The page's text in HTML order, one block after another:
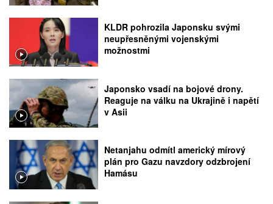
KLDR pohrozila Japonsku svými
neupřesněnými vojenskými
možnostmi
Japonsko vsadí na bojové drony.
Reaguje na válku na Ukrajině i napětí
v Asii
Netanjahu odmítl americký mírový
plán pro Gazu navzdory odzbrojení
Hamásu